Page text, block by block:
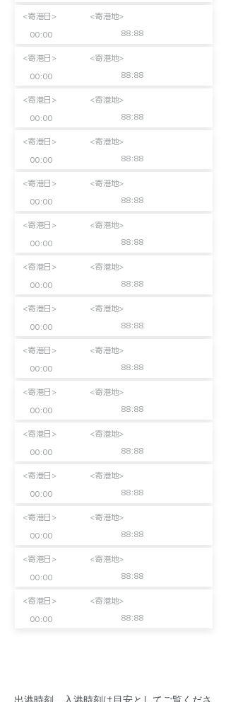
<寄港日>
00:00 88:88
<寄港地>
<寄港日>
00:00 88:88
<寄港地>
<寄港日>
00:00 88:88
<寄港地>
<寄港日>
00:00 88:88
<寄港地>
<寄港日>
00:00 88:88
<寄港地>
<寄港日>
00:00 88:88
<寄港地>
<寄港日>
00:00 88:88
<寄港地>
<寄港日>
00:00 88:88
<寄港地>
<寄港日>
00:00 88:88
<寄港地>
<寄港日>
00:00 88:88
<寄港地>
<寄港日>
00:00 88:88
<寄港地>
<寄港日>
00:00 88:88
<寄港地>
<寄港日>
00:00 88:88
<寄港地>
<寄港日>
00:00 88:88
<寄港地>
<寄港日>
00:00 88:88
<寄港地>